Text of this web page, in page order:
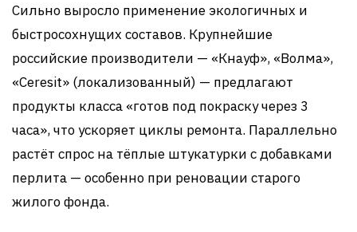
Сильно выросло применение экологичных и
быстросохнущих составов. Крупнейшие
российские производители — «Кнауф», «Волма»,
«Ceresit» (локализованный) — предлагают
продукты класса «готов под покраску через 3
часа», что ускоряет циклы ремонта. Параллельно
растёт спрос на тёплые штукатурки с добавками
перлита — особенно при реновации старого
жилого фонда.